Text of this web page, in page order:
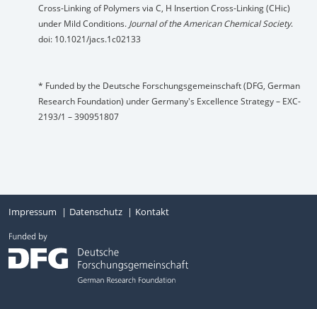
Cross-Linking of Polymers via C, H Insertion Cross-Linking (CHic)
under Mild Conditions. Journal of the American Chemical Society.
doi: 10.1021/jacs.1c02133
* Funded by the Deutsche Forschungsgemeinschaft (DFG, German
Research Foundation) under Germany's Excellence Strategy – EXC-
2193/1 – 390951807
Impressum Datenschutz Kontakt